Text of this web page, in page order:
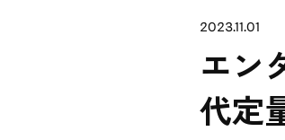
2023.11.01
エン
代定